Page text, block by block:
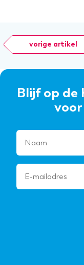
vorige artikel
Blijf op de